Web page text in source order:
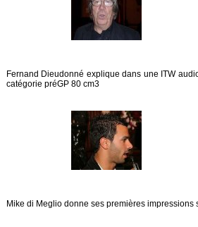
Fernand Dieudonné explique dans une ITW
catégorie préGP 80 cm3
Mike di Meglio donne ses premières impressions